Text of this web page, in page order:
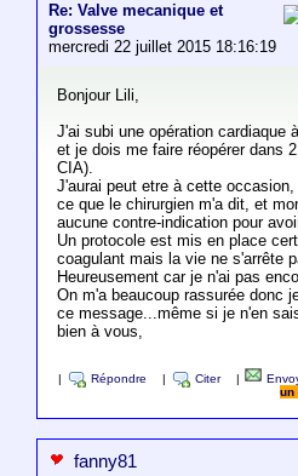
Re: Valve mecanique et
grossesse
mercredi 22 juillet 2015 18:16:19
Bonjour Lili,
J'ai subi une opération cardiaque
et je dois me faire réopérer dans
CIA).
J'aurai peut etre à cette occasion,
ce que le chirurgien m'a dit, et
aucune contre-indication pour
Un protocole est mis en place
coagulant mais la vie ne s'arrête
Heureusement car je n'ai pas
On m'a beaucoup rassurée donc
ce message...même si je n'en
bien à vous,
Répondre Citer
un
fanny81